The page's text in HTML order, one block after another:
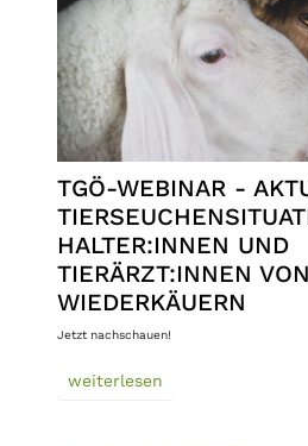
TGÖ-WEBINAR -
HALTER:INNEN UND
TIERÄRZT:INNEN VON
WIEDERKÄUERN
Jetzt nachschauen!
weiterlesen